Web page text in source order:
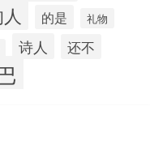
的是 礼物
诗人 还不